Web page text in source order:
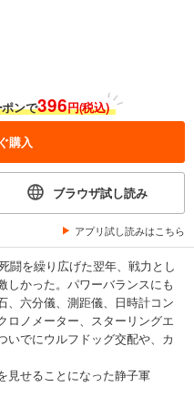
ンで396円(税込)
購入
ブラウザ試し読み
アプリ試し読みはこちら
を繰り広げた翌年、戦力とし
しかった。パワーバランスにも
、六分儀、測距儀、日時計コン
ロノメーター、スターリングエ
いでにウルフドッグ交配や、カ
見せることになった静子軍